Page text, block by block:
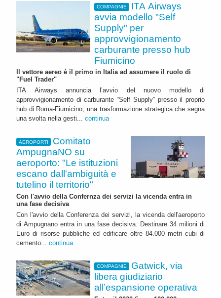
COMPAGNIE
ITA Airways
avvia modello "Self
Supply" per
approvvigionamento
carburante presso hub
Fiumicino
Il vettore aereo è il primo in Italia ad assumere il ruolo di
"Fuel Trader"
ITA Airways annuncia l’avvio del nuovo modello di
approvvigionamento di carburante “Self Supply” presso il proprio
hub di Roma-Fiumicino, una trasformazione strategica che segna
una svolta nella gesti... continua
AEROPORTI
Comitato
AmpugnaNO su
aeroporto: "Le istituzioni
escano dall'ambiguità e
tutelino il territorio"
Con l'avvio della Confernza dei servizi la vicenda entra in
una fase decisiva
Con l'avvio della Conferenza dei servizi, la vicenda dell'aeroporto
di Ampugnano entra in una fase decisiva. Destinare 34 milioni di
Euro di risorse pubbliche ed edificare oltre 84.000 metri cubi di
cemento... continua
COMPAGNIE
Gatwick, via
libera giudiziario
all’espansione operativa